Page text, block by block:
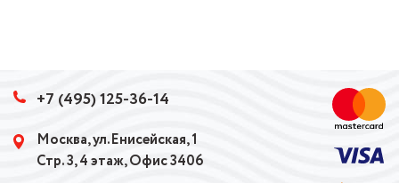
+7 (495) 125-36-14
Москва, ул.Енисейская, 1
Стр. 3, 4 этаж, Офис 3406